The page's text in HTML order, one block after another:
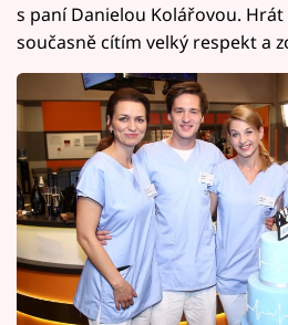
s paní Danielou Kolářovou.
současně cítím velký respekt a